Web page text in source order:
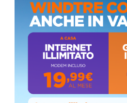
ALMANACCO DEL GIORNO